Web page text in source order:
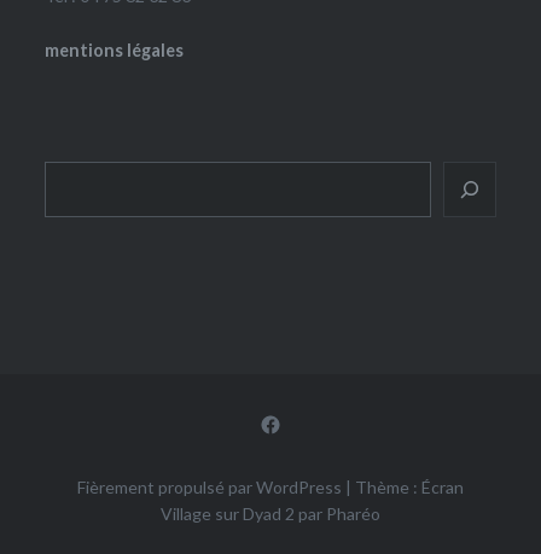
mentions légales
Facebook
Fièrement propulsé par WordPress | Thème : Écran
Village sur Dyad 2 par Pharéo